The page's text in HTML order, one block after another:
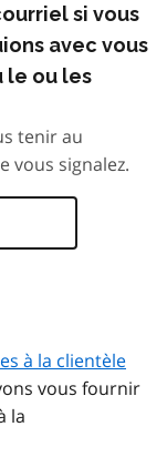
si vous
avec vous
le ou les
tenir au
vous signalez.
à la clientèle
vous fournir
la